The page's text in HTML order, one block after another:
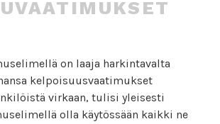
on laaja harkintavalta
kelpoisuusvaatimukset
virkaan, tulisi yleisesti
olla käytössään kaikki ne